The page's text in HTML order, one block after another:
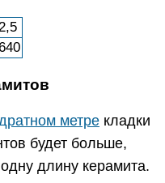
метре кладки
будет больше,
длину керамита.